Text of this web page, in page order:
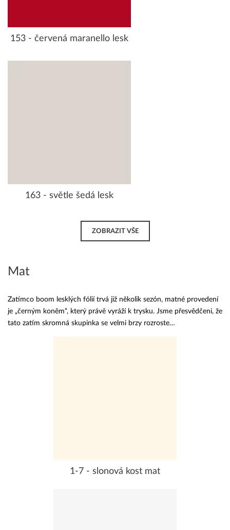
153 - červená maranello lesk
163 - světle šedá lesk
ZOBRAZIT VŠE
Mat
Zatímco boom lesklých fólií trvá již několik sezón, matné provedení
je „černým koněm“, který právě vyráží k trysku. Jsme přesvědčeni, že
tato zatím skromná skupinka se velmi brzy rozroste…
1-7 - slonová kost mat